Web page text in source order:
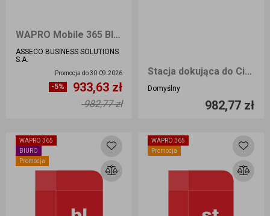
WAPRO Mobile 365 BIZNES Odnowienie
ASSECO BUSINESS SOLUTIONS
S.A.
Promocja do30.09.2026
-5% 933,63 zł
982,77 zł
Ilość sztuk
Stacja dokująca do CipherLab 9700
Domyślny
982,77 zł
Ilość sztuk
WAPRO 365
BIURO
Promocja
WAPRO 365
Promocja